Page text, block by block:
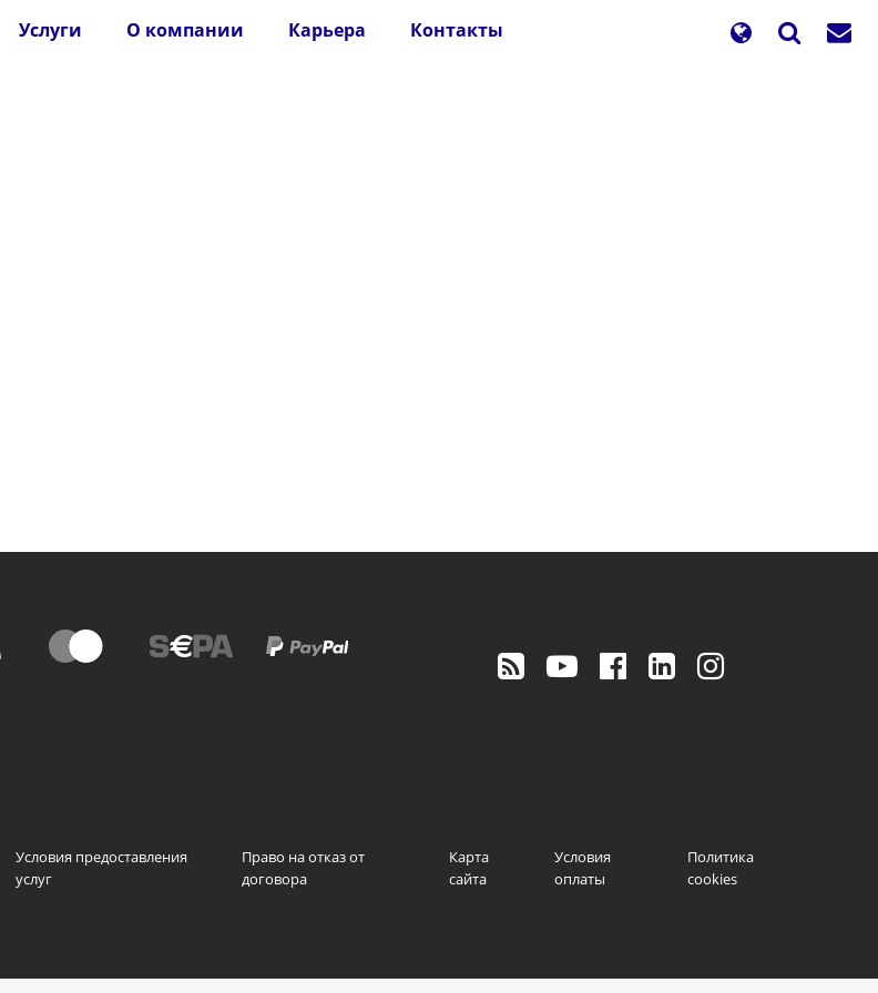
Услуги О компании Карьера Контакты
Условия предоставления
услуг
Право на отказ от
договора
Карта
сайта
Условия
оплаты
Политика
cookies